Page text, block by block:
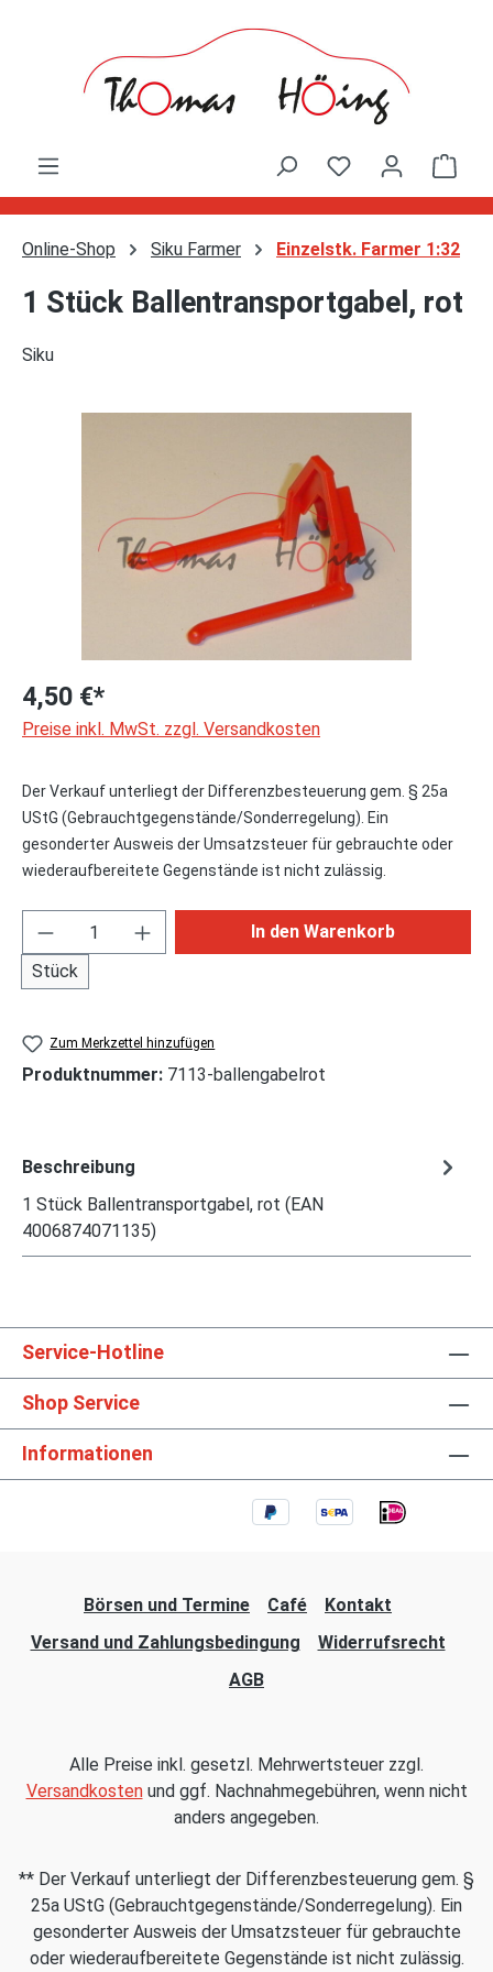
Online-Shop Siku Farmer Einzelstk. Farmer 1:32
1 Stück Ballentransportgabel, rot
Siku
4,50 €*
Preise inkl. MwSt. zzgl. Versandkosten
Der Verkauf unterliegt der Differenzbesteuerung gem. § 25a
UStG (Gebrauchtgegenstände/Sonderregelung). Ein
gesonderter Ausweis der Umsatzsteuer für gebrauchte oder
wiederaufbereitete Gegenstände ist nicht zulässig.
Produkt Anzahl: Gib den gewünschten
Stück
In den Warenkorb
Zum Merkzettel hinzufügen
Produktnummer: 7113-ballengabelrot
Beschreibung
1 Stück Ballentransportgabel, rot (EAN
4006874071135)
Service-Hotline
Shop Service
Informationen
Börsen und Termine Café
Kontakt
Versand und Zahlungsbedingung
Widerrufsrecht
AGB
Alle Preise inkl. gesetzl. Mehrwertsteuer zzgl.
Versandkostenund ggf. Nachnahmegebühren, wenn nicht
anders angegeben.
** Der Verkauf unterliegt der Differenzbesteuerung gem. §
25a UStG (Gebrauchtgegenstände/Sonderregelung). Ein
gesonderter Ausweis der Umsatzsteuer für gebrauchte
oder wiederaufbereitete Gegenstände ist nicht zulässig.